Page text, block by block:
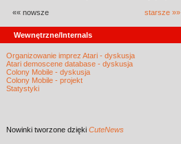
«« nowsze starsze »»
Wewnętrzne/Internals
Organizowanie imprez Atari - dyskusja
Atari demoscene database - dyskusja
Colony Mobile - dyskusja
Colony Mobile - projekt
Statystyki
Nowinki tworzone dzięki CuteNews